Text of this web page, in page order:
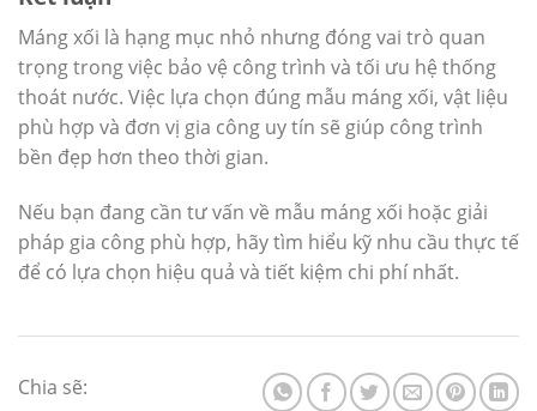
Máng xối là hạng mục nhỏ nhưng đóng vai trò quan
trọng trong việc bảo vệ công trình và tối ưu hệ thống
thoát nước. Việc lựa chọn đúng mẫu máng xối, vật liệu
phù hợp và đơn vị gia công uy tín sẽ giúp công trình
bền đẹp hơn theo thời gian.
Nếu bạn đang cần tư vấn về mẫu máng xối hoặc giải
pháp gia công phù hợp, hãy tìm hiểu kỹ nhu cầu thực tế
để có lựa chọn hiệu quả và tiết kiệm chi phí nhất.
Chia sẽ: